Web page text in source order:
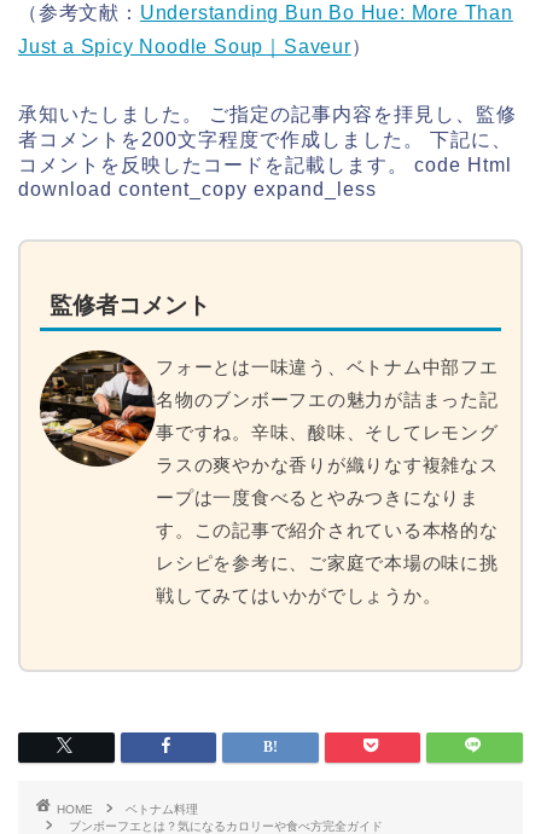
（参考文献： Understanding Bun Bo Hue: More Than
Just a Spicy Noodle Soup｜Saveur）
承知いたしました。 ご指定の記事内容を拝見し、監修
者コメントを200文字程度で作成しました。 下記に、
コメントを反映したコードを記載します。 code Html
download content_copy expand_less
監修者コメント
フォーとは一味違う、ベトナム中部フエ
名物のブンボーフエの魅力が詰まった記
事ですね。辛味、酸味、そしてレモング
ラスの爽やかな香りが織りなす複雑なス
ープは一度食べるとやみつきになりま
す。この記事で紹介されている本格的な
レシピを参考に、ご家庭で本場の味に挑
戦してみてはいかがでしょうか。
HOME
ベトナム料理
ブンボーフエとは？気になるカロリーや食べ方完全ガイド